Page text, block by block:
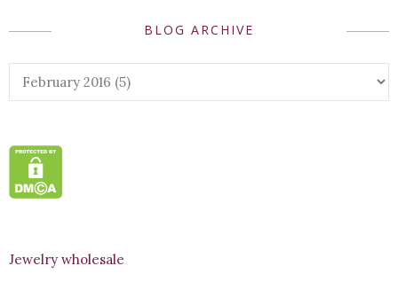
BLOG ARCHIVE
Jewelry wholesale